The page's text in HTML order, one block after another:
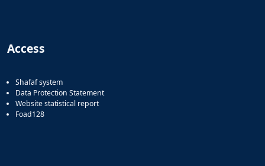
Access
Shafaf system
Data Protection Statement
Website statistical report
Foad128